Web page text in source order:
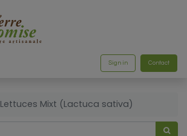
Sign in Contact
Lettuces Mixt (Lactuca sativa)